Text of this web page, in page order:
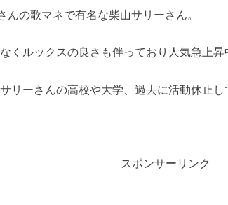
んの歌マネで有名な柴山サリーさん。
くルックスの良さも伴っており人気急上昇
リーさんの高校や大学、過去に活動休止し
スポンサーリンク